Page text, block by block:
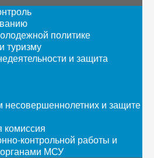
политике
туризму
и защита
несовершеннолетних и защите
комиссия
контрольной работы и
МСУ